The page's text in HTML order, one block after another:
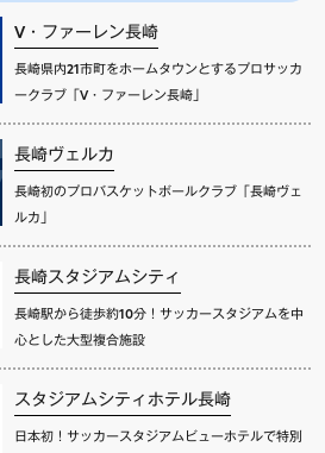
V・ファーレン長崎
長崎県内21市町をホームタウンとするプロサッカ
ークラブ「V・ファーレン長崎」
長崎ヴェルカ
長崎初のプロバスケットボールクラブ「長崎ヴェ
ルカ」
長崎スタジアムシティ
長崎駅から徒歩約10分！サッカースタジアムを中
心とした大型複合施設
スタジアムシティホテル長崎
日本初！サッカースタジアムビューホテルで特別